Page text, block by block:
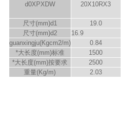
d0XPXDW 20X10RX3
尺寸(mm)d1
19.0
尺寸(mm)d2
16.9
guanxingju(Kgcm2/m)
0.84
*大长度(mm)标准
1500
*大长度(mm)按要求
2500
重量(Kg/m)
2.03